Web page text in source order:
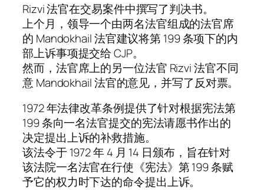
Rizvi 法官在交易案件中撰写了判决书。
上个月，领导一个由两名法官组成的法官席
的 Mandokhail 法官建议将第 199 条项下的内
部上诉事项提交给 CJP。
然而，法官席上的另一位法官 Rizvi 法官不同
意 Mandokhail 法官的意见，并写了反对票。
1972 年法律改革条例提供了针对根据宪法第
199 条向一名法官提交的宪法请愿书作出的
决定提出上诉的补救措施。
该法令于 1972 年 4 月 14 日颁布，旨在针对
该法院一名法官在行使《宪法》第 199 条赋
予它的权力时下达的命令提出上诉。